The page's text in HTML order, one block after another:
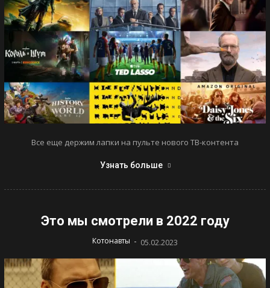
Все еще держим лапки на пульте нового ТВ-контента
Узнать больше
Это мы смотрели в 2022 году
Котонавты - 05.02.2023